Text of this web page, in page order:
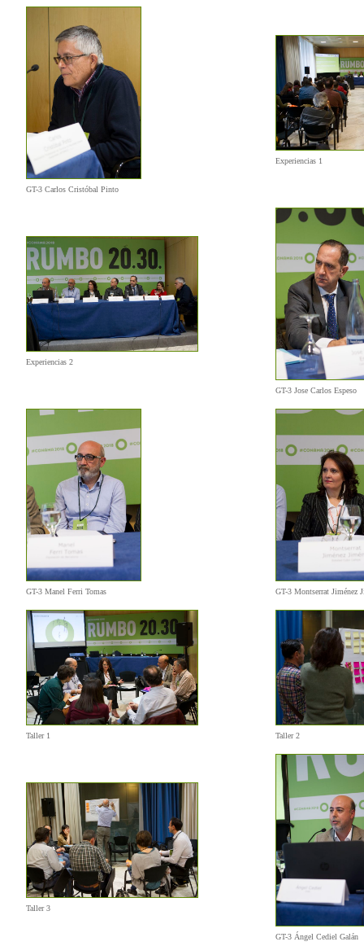
GT-3 Carlos Cristóbal Pinto
Experiencias 1
Experiencias 2
GT-3 Jose Carlos Espeso
GT-3 Manel Ferri Tomas GT-3 Montserrat Jiménez
Taller 1 Taller 2
Taller 3
GT-3 Ángel Cediel Galán